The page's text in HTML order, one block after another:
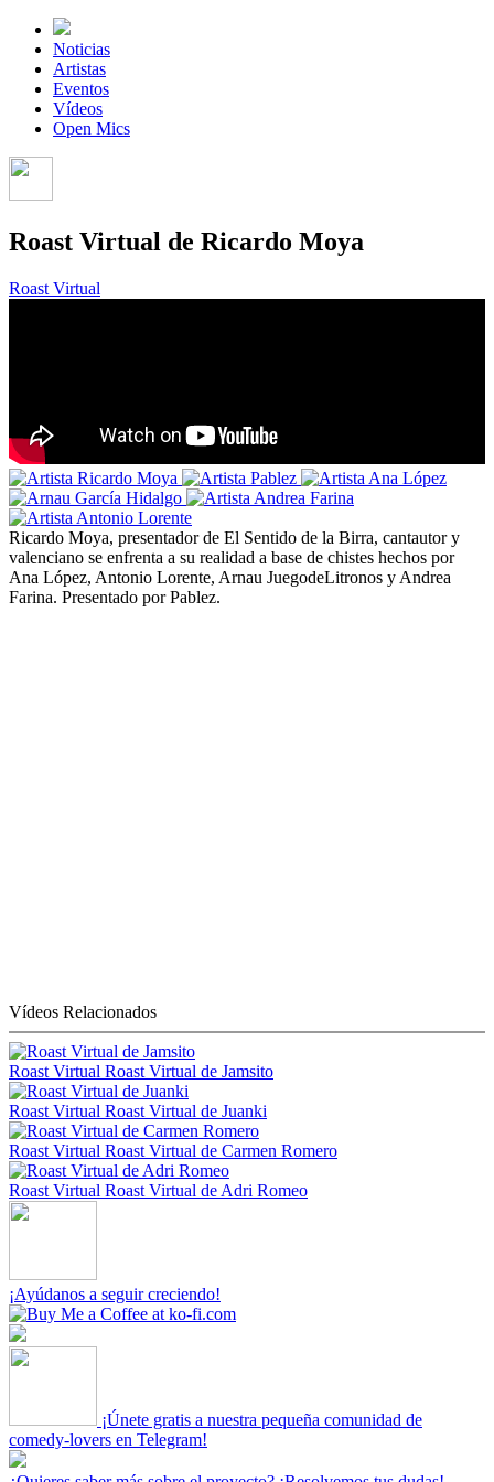
Noticias
Artistas
Eventos
Vídeos
Open Mics
Roast Virtual de Ricardo Moya
Roast Virtual
Ricardo Moya, presentador de El Sentido de la Birra, cantautor y
valenciano se enfrenta a su realidad a base de chistes hechos por
Ana López, Antonio Lorente, Arnau JuegodeLitronos y Andrea
Farina. Presentado por Pablez.
Vídeos Relacionados
Roast Virtual Roast Virtual de Jamsito
Roast Virtual Roast Virtual de Juanki
Roast Virtual Roast Virtual de Carmen Romero
Roast Virtual Roast Virtual de Adri Romeo
¡Ayúdanos a seguir creciendo!
¡Únete gratis a nuestra pequeña comunidad de
comedy-lovers en Telegram!